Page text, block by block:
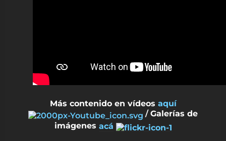
Más contenido en vídeos aquí
/ Galerías de
imágenes acá